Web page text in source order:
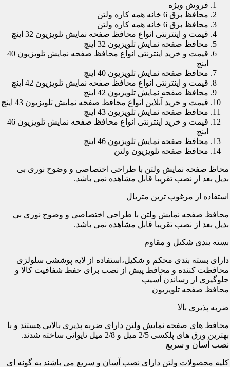
فروش ویژه
محافظ برق 6 خانه همه کاره ولتن
محافظ برق 6 خانه همه کاره ولتن
قیمت و اینترنتی انواع محافظ صفحه نمایش تلویزیون 32 اینچ
محافظ صفحه نمایش تلویزیون 32 اینچ
قیمت و خرید اینترنتی انواع محافظ صفحه نمایش تلویزیون 40
اینچ
محافظ صفحه نمایش تلویزیون 40 اینچ
قیمت و اینترنتی انواع محافظ صفحه نمایش تلویزیون 42 اینچ
محافظ صفحه نمایش تلویزیون 42 اینچ
قیمت و خرید آنلاین انواع محافظ صفحه نمایش تلویزیون 43 اینچ
محافظ صفحه نمایش تلویزیون 43 اینچ
قیمت و خرید اینترنتی انواع محافظ صفحه نمایش تلویزیون 46
اینچ
محافظ صفحه نمایش تلویزیون 46 اینچ
محافظ صفحه تلویزیون ولتن
محاظ صفحه نمایش ولتن با طراحی اختصاصی و وضوح نوری بی
بدیل بعد از نصب تقریبا قابل مشاهده نمی باشد.
استفاده از مرغوب ترین متریال
محافظ صفحه نمایش ولتن با طراحی اختصاصی و وضوح نوری بی
بدیل بعد از نصب تقریبا قابل مشاهده نمی باشد.
بسته بندی شکیل و مقاوم
دارای بسته بندی محکم و شکیل،استفاده از لایه پوششی سلولزی
محافظت کننده و محافظ پیش از نصب برای حفظ شفافیت کالا و
جلوگیری از رساندن آسیب
محافظ صفحه تلویزیون
ضربه پذیری بالا
محافظ های صفحه نمایش ولتن دارای ضربه پذیری بالایی هستند و با
بهترین ورق های پلکسی 2/5 میل و 2/8 میل تایوانی ساخته شدند.
نصب آسان و سریع
کلیه محصولات ولتن دارای نصب آسان و سریع می باشند به گونه ای